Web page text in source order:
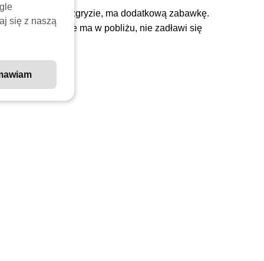
jak pies go rozgryzie, ma dodatkową zabawkę.
gdy Ciebie nie ma w pobliżu, nie zadławi się
się z naszą